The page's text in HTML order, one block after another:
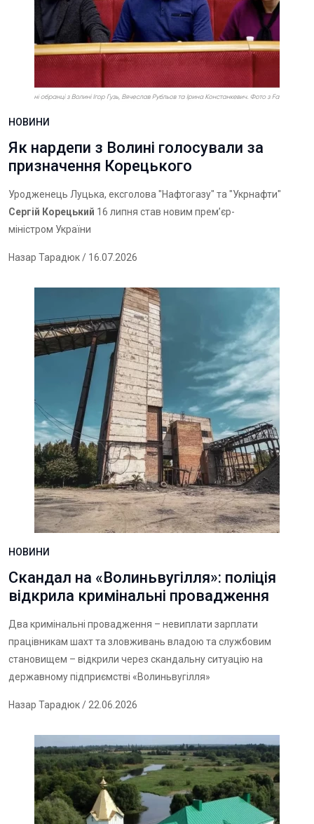
НОВИНИ
Як нардепи з Волині голосували за
призначення Корецького
Уродженець Луцька, ексголова "Нафтогазу" та "Укрнафти"
Сергій Корецький 16 липня став новим прем’єр-
міністром України
Назар Тарадюк/ 16.07.2026
НОВИНИ
Скандал на «Волиньвугілля»: поліція
відкрила кримінальні провадження
Два кримінальні провадження – невиплати зарплати
працівникам шахт та зловживань владою та службовим
становищем – відкрили через скандальну ситуацію на
державному підприємстві «Волиньвугілля»
Назар Тарадюк/ 22.06.2026